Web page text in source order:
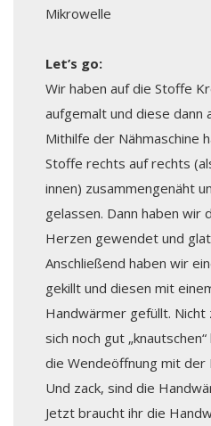
Mikrowelle
Let’s go:
Wir haben auf die Stoffe
aufgemalt und diese dann
Mithilfe der Nähmaschine
Stoffe rechts auf rechts
innen) zusammengenäht
gelassen. Dann haben wir
Herzen gewendet und
Anschließend haben wir
gekillt und diesen mit
Handwärmer gefüllt. Nicht
sich noch gut
die Wendeöffnung mit der
Und zack, sind die
Jetzt braucht ihr die